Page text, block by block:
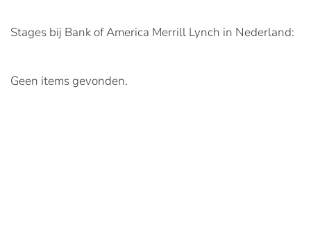
Stages bij Bank of America Merrill Lynch in Nederland:
Geen items gevonden.